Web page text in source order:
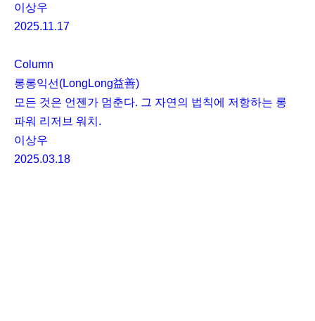
이상우
2025.11.17
Column
롱롱익선(LongLong益善)
모든 것은 언젠가 멈춘다. 그 자연의 법칙에 저항하는 롱
파워 리저브 워치.
이상우
2025.03.18